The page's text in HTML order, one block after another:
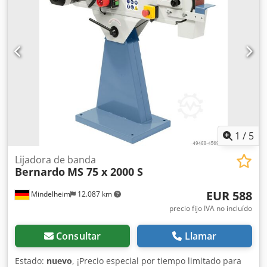
izquierda y hacia la derecha PRECIO DE OFERTA en fábrica
de Mindelheim. Solo para artículos en stock. Válido hasta
agotar existencias. Dsdjb Elguspfx Algeck
1 / 5
Mindelheim 12.087 km
Lijadora de banda
Bernardo MS 75 x 2000 S
EUR 588
precio fijo IVA no incluído
Consultar Llamar
Estado: nuevo, ¡Precio especial por tiempo limitado para